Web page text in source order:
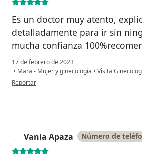
Es un doctor muy atento,
detalladamente para ir sin
mucha confianza
17 de febrero de 2023
• Mara - Mujer y ginecología • Visita
en opinión del usuario Flor Javier Villanueva
Reportar
Vania Apaza Número de